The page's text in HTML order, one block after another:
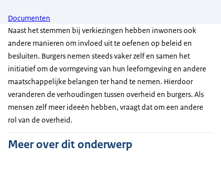
Documenten
Naast het stemmen bij verkiezingen hebben inwoners ook
andere manieren om invloed uit te oefenen op beleid en
besluiten. Burgers nemen steeds vaker zelf en samen het
initiatief om de vormgeving van hun leefomgeving en andere
maatschappelijke belangen ter hand te nemen. Hierdoor
veranderen de verhoudingen tussen overheid en burgers. Als
mensen zelf meer ideeën hebben, vraagt dat om een andere
rol van de overheid.
Meer over dit onderwerp